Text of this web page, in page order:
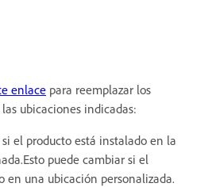
enlace para reemplazar los
ubicaciones indicadas:
si el producto está instalado en la
puede cambiar si el
en una ubicación personalizada.